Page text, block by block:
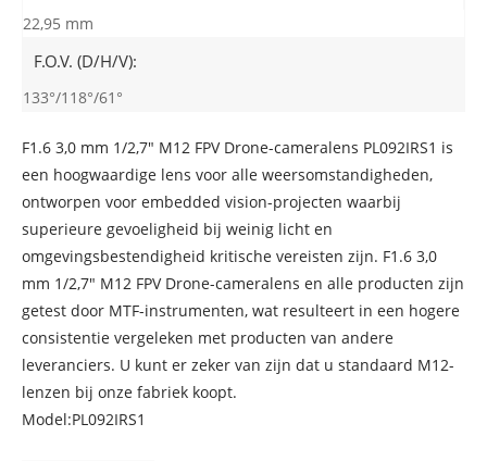
22,95 mm
F.O.V. (D/H/V):
133°/118°/61°
F1.6 3,0 mm 1/2,7" M12 FPV Drone-cameralens PL092IRS1 is
een hoogwaardige lens voor alle weersomstandigheden,
ontworpen voor embedded vision-projecten waarbij
superieure gevoeligheid bij weinig licht en
omgevingsbestendigheid kritische vereisten zijn. F1.6 3,0
mm 1/2,7" M12 FPV Drone-cameralens en alle producten zijn
getest door MTF-instrumenten, wat resulteert in een hogere
consistentie vergeleken met producten van andere
leveranciers. U kunt er zeker van zijn dat u standaard M12-
lenzen bij onze fabriek koopt.
Model:PL092IRS1